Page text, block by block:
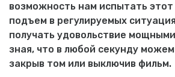
возможность нам испытать
подъем в регулируемых
получать удовольствие
зная, что в любой секунду
закрыв том или выключив фильм.